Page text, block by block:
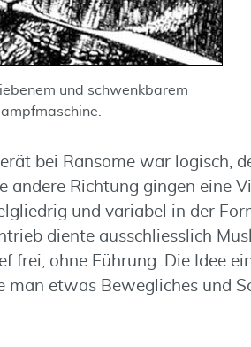
und schwenkbarem
bei Ransome war logisch,
andere Richtung gingen eine
und variabel in der
diente ausschliesslich
frei, ohne Führung. Die Idee
etwas Bewegliches und